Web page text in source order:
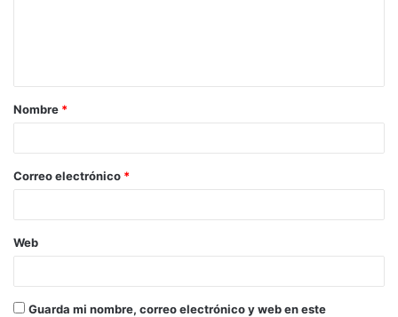
Nombre *
Correo electrónico *
Web
Guarda mi nombre, correo electrónico y web en este